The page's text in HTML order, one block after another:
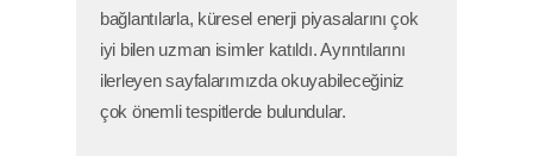
bağlantılarla, küresel enerji piyasalarını çok
iyi bilen uzman isimler katıldı. Ayrıntılarını
ilerleyen sayfalarımızda okuyabileceğiniz
çok önemli tespitlerde bulundular.